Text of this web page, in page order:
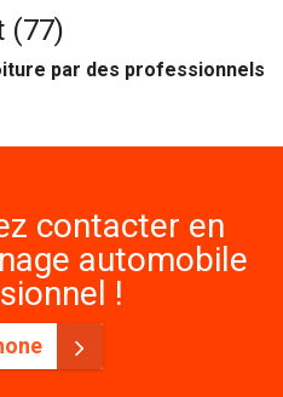
(77)
par des professionnels
contacter en
automobile
!